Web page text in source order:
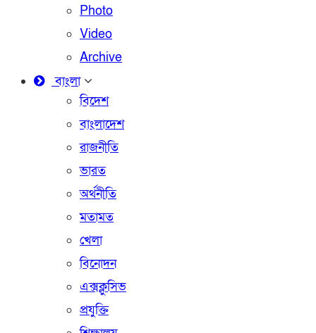
Photo
Video
Archive
বাংলা
বিদেশ
বাংলাদেশ
রাজনীতি
ভারত
অর্থনীতি
মতামত
খেলা
বিনোদন
এক্সক্লুসিভ
প্রযুক্তি